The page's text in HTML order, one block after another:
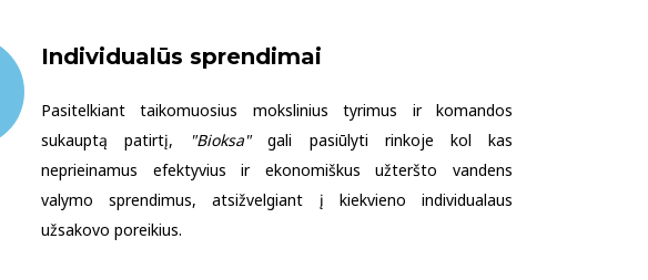
Individualūs sprendimai
Pasitelkiant taikomuosius mokslinius tyrimus ir komandos
sukauptą patirtį, "Bioksa"gali pasiūlyti rinkoje kol kas
neprieinamus efektyvius ir ekonomiškus užteršto vandens
valymo sprendimus, atsižvelgiant į kiekvieno individualaus
užsakovo poreikius.